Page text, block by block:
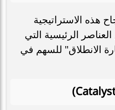
هذه الاستراتيجية
الرئيسية التي
الانطلاق" للسهم في